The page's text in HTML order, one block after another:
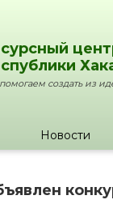
создать из
Новости